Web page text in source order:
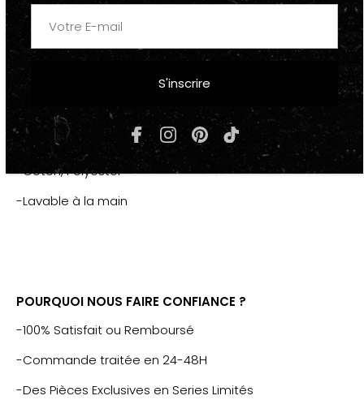
-Taille Unique, Réglable
-Homme, Femme, Unisexe
COMPOSITION & ENTRETIEN
-Coton, Polyester
-Lavable à la main
S'inscrire
POURQUOI NOUS FAIRE CONFIANCE ?
-100% Satisfait ou Remboursé
-Commande traitée en 24-48H
-Des Pièces Exclusives en Series Limités